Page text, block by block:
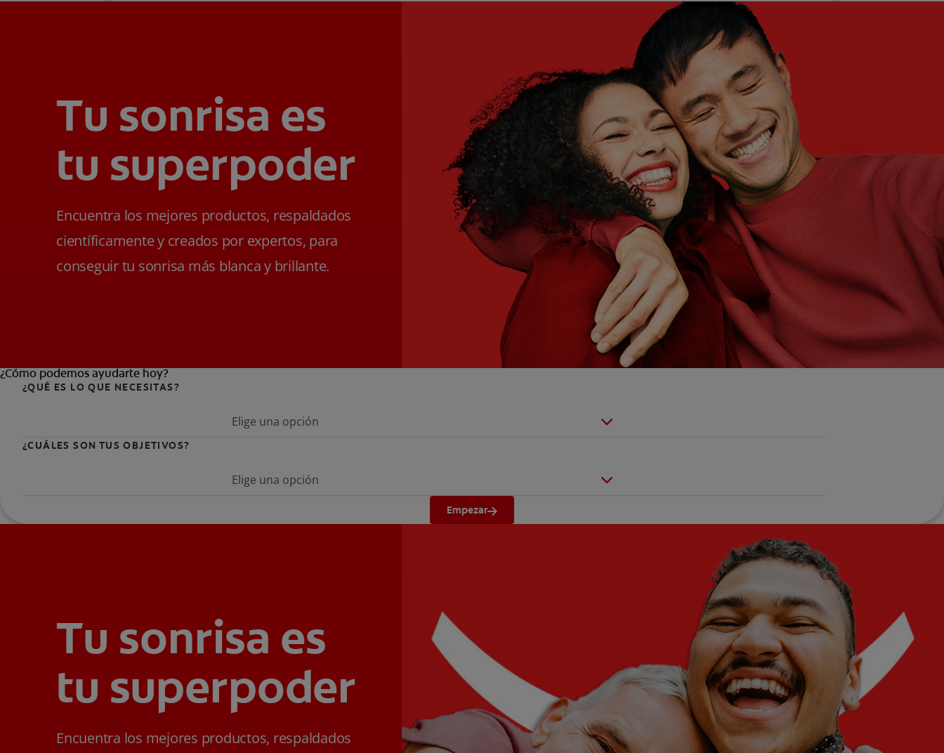
Tu sonrisa es
tu superpoder
Encuentra los mejores productos, respaldados
científicamente y creados por expertos, para
conseguir tu sonrisa más blanca y brillante.
¿Cómo podemos ayudarte hoy?
¿QUÉ ES LO QUE NECESITAS?
Elige una opción
¿CUÁLES SON TUS OBJETIVOS?
Elige una opción
Empezar
Tu sonrisa es
tu superpoder
Encuentra los mejores productos, respaldados